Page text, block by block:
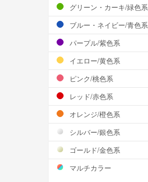
グリーン・カーキ/緑色系
ブルー・ネイビー/青色系
パープル/紫色系
イエロー/黄色系
ピンク/桃色系
レッド/赤色系
オレンジ/橙色系
シルバー/銀色系
ゴールド/金色系
マルチカラー